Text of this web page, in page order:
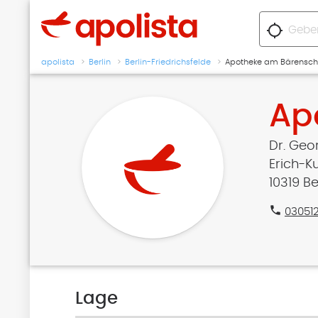
location_searching
apolista Berlin Berlin-Friedrichsfelde Apotheke am
Dr.
Erich-
10319
phone
Lage